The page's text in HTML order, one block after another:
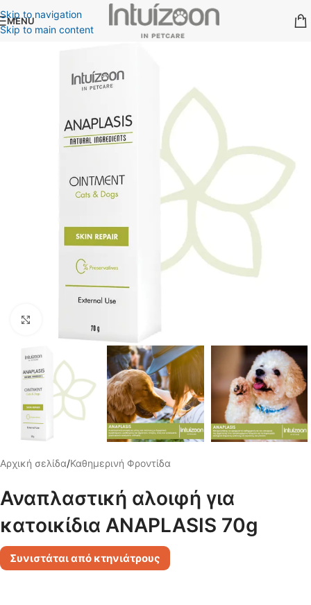
Skip to navigation
Skip to main content
MENU
Αρχική σελίδα/Καθημερινή Φροντίδα
Αναπλαστική αλοιφή για
κατοικίδια ANAPLASIS 70g
Συνιστάται από κτηνιάτρους